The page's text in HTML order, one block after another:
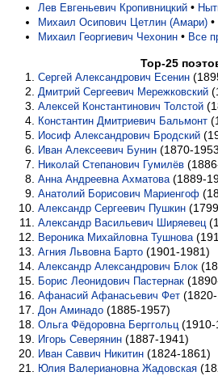
Лев Евгеньевич Кропивницкий •
Михаил Осипович Цетлин (Амари) •
Михаил Георгиевич Чехонин • Все
Top-25
Сергей Александрович Есенин
Дмитрий Сергеевич Мережковский
Алексей Константинович Толстой
Константин Дмитриевич Бальмонт
Иосиф Александрович Бродский
Иван Алексеевич Бунин (1870-
Николай Степанович Гумилёв
Анна Андреевна Ахматова (1889-
Анатолий Борисович Мариенгоф
Александр Сергеевич Пушкин
Александр Васильевич Ширяевец
Вероника Михайловна Тушнова
Агния Львовна Барто (1901-1981)
Александр Александрович Блок
Борис Леонидович Пастернак
Афанасий Афанасьевич Фет
Дон Аминадо (1885-1957)
Ольга Фёдоровна Берггольц (1910-
Игорь Северянин (1887-1941)
Иван Саввич Никитин (1824-1861)
Юлия Валериановна Жадовская